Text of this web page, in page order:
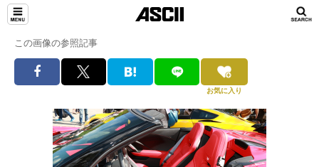
この画像の参照記事
お気に入り